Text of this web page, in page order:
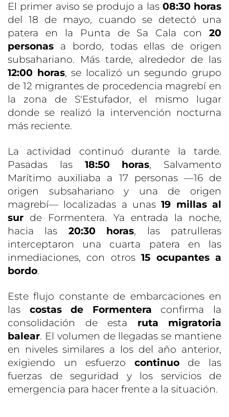
El primer aviso se produjo a las 08:30 horas
del 18 de mayo, cuando se detectó una
patera en la Punta de Sa Cala con 20
personas a bordo, todas ellas de origen
subsahariano. Más tarde, alrededor de las
12:00 horas, se localizó un segundo grupo
de 12 migrantes de procedencia magrebí en
la zona de S'Estufador, el mismo lugar
donde se realizó la intervención nocturna
más reciente.
La actividad continuó durante la tarde.
Pasadas las 18:50 horas, Salvamento
Marítimo auxiliaba a 17 personas —16 de
origen subsahariano y una de origen
magrebí— localizadas a unas19 millas al
sur de Formentera. Ya entrada la noche,
hacia las 20:30 horas, las patrulleras
interceptaron una cuarta patera en las
inmediaciones, con otros15 ocupantes a
bordo.
Este flujo constante de embarcaciones en
las costas de Formentera confirma la
consolidación de esta ruta migratoria
balear. El volumen de llegadas se mantiene
en niveles similares a los del año anterior,
exigiendo un esfuerzo continuode las
fuerzas de seguridad y los servicios de
emergencia para hacer frente a la situación.